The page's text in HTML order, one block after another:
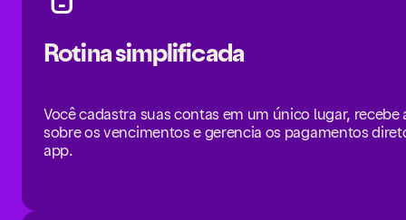
Rotina simplificada
Você cadastra suas contas em um único lugar, recebe
sobre os vencimentos e gerencia os pagamentos
app.